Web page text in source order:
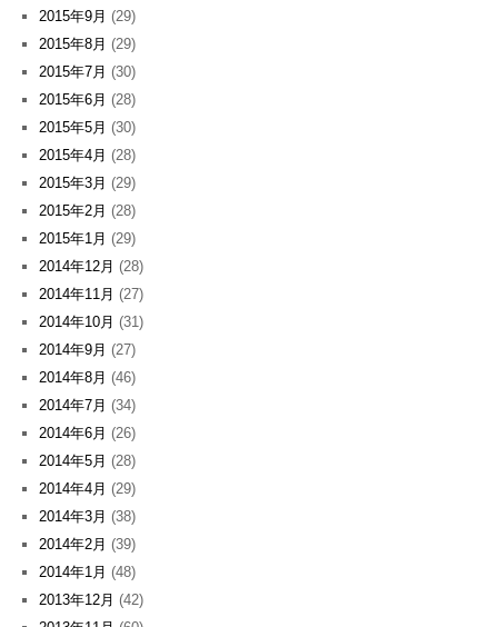
2015年9月 (29)
2015年8月 (29)
2015年7月 (30)
2015年6月 (28)
2015年5月 (30)
2015年4月 (28)
2015年3月 (29)
2015年2月 (28)
2015年1月 (29)
2014年12月 (28)
2014年11月 (27)
2014年10月 (31)
2014年9月 (27)
2014年8月 (46)
2014年7月 (34)
2014年6月 (26)
2014年5月 (28)
2014年4月 (29)
2014年3月 (38)
2014年2月 (39)
2014年1月 (48)
2013年12月 (42)